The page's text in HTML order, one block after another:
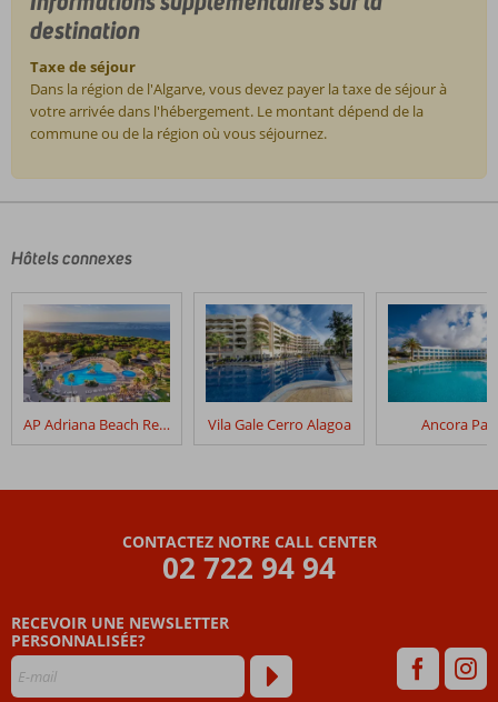
destination
Taxe de séjour
Dans la région de l'Algarve, vous devez payer la taxe de séjour à
votre arrivée dans l'hébergement. Le montant dépend de la
commune ou de la région où vous séjournez.
écrits
clients
après
leur
séjour
Aqua
de
plus
Hôtels connexes
AP Adriana Beach Resort Vila Gale Cerro Alagoa Ancora
CONTACTEZ NOTRE CALL CENTER
02 722 94 94
RECEVOIR UNE NEWSLETTER
PERSONNALISÉE?